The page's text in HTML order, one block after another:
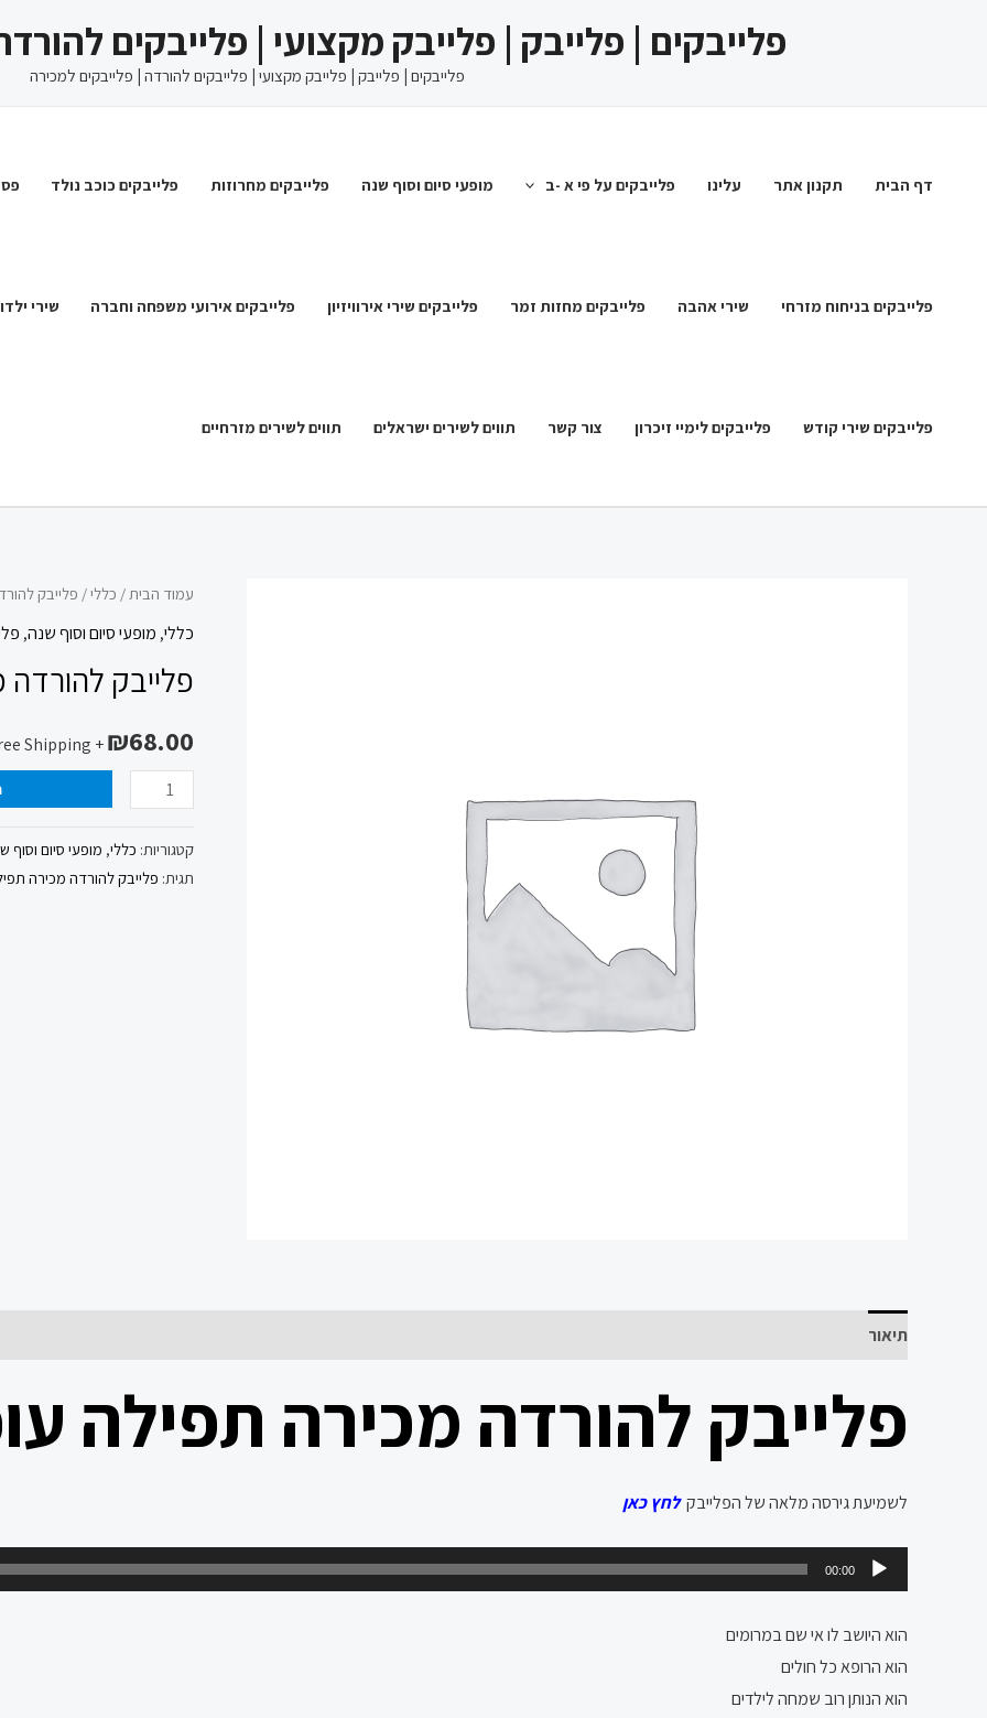
פלייבקים | פלייבק | פלייבק מקצועי | פלייבקים
פלייבקים | פלייבק | פלייבק מקצועי | פלייבקים להורדה | פלייבקים למכירה
דף הבית תקנון אתר עלינו פלייבקים על פי א -ב מופעי סיום וסוף שנה פלייבקים מחרוזות פלייבקים כוכב נולד
פלייבקים בניחוח מזרחי שירי אהבה פלייבקים מחזות זמר פלייבקים שירי אירוויזיון פלייבקים אירועי משפחה וחברה שירי
פלייבקים שירי קודש פלייבקים לימיי זיכרון צור קשר תווים לשירים ישראלים תווים לשירים מזרחיים
עמוד הבית/ כללי/ פלייבק
כללי, מופעי סיום וסוף שנה,
פלייבק
₪68.00
+ Free Shipping
כמות
של
להורדה
תפילה
עופרה
*
קטגוריות: כללי, מופעי סיום וסוף
תגית: פלייבק להורדה מכירה
תיאור
פלייבק להורדה מכירה תפילה
לשמיעת גירסה מלאה של הפלייבקלחץ כאן
אודיו
00:00
הוא היושב לו אי שם במרומים
הוא הרופא כל חולים
הוא הנותן רוב שמחה לילדים